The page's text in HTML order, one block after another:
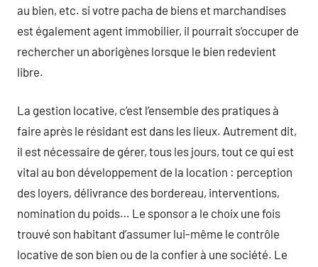
au bien, etc. si votre pacha de biens et marchandises
est également agent immobilier, il pourrait s’occuper de
rechercher un aborigènes lorsque le bien redevient
libre.
La gestion locative, c’est l’ensemble des pratiques à
faire après le résidant est dans les lieux. Autrement dit,
il est nécessaire de gérer, tous les jours, tout ce qui est
vital au bon développement de la location : perception
des loyers, délivrance des bordereau, interventions,
nomination du poids… Le sponsor a le choix une fois
trouvé son habitant d’assumer lui-même le contrôle
locative de son bien ou de la confier à une société. Le